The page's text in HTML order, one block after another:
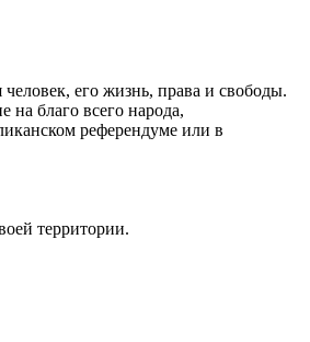
его жизнь, права и свободы.
на благо всего народа,
референдуме или в
территории.